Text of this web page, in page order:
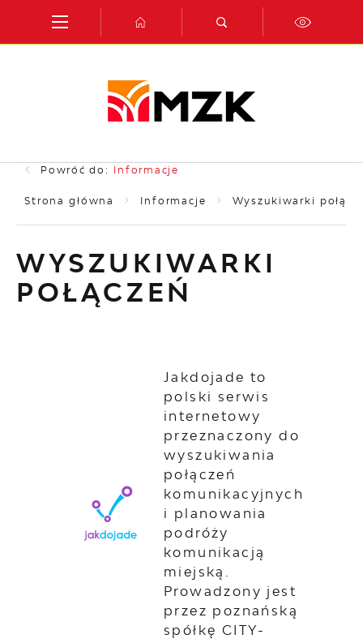
Przejdź do menu.
Przejdź do wyszukiwarki.
Przejdź do treści.
Przejdź do ustawień wielkości czcionki.
Włącz wersję kontrastową strony.
Powróć do: Informacje
Strona główna Informacje Wyszukiwarki
WYSZUKIWARKI
POŁĄCZEŃ
Jakdojade to
polski serwis
internetowy
przeznaczony do
wyszukiwania
połączeń
komunikacyjnych
i planowania
podróży
komunikacją
miejską.
Prowadzony jest
przez poznańską
spółkę CITY-